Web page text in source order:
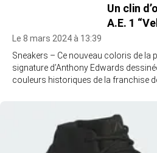
Un clin
A.E. 1
Le 8 mars 2024 à 13:39
Sneakers – Ce nouveau coloris de la
signature d’Anthony Edwards
couleurs historiques de la franchise